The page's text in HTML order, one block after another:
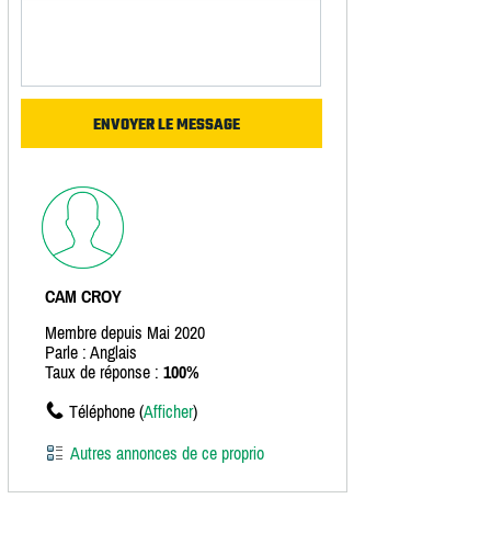
CAM CROY
Membre depuis Mai 2020
Parle : Anglais
Taux de réponse : 100%
Téléphone (Afficher)
Autres annonces de ce proprio